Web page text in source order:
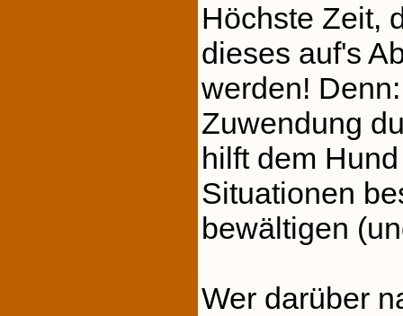
Höchste Zeit,
dieses auf's
werden!
Zuwendung
hilft dem
Situationen
bewältigen
Wer darüber